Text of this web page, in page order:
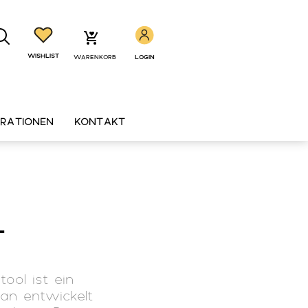
WISHLIST WARENKORB LOGIN
KONTAKT
ist ein
entwickelt